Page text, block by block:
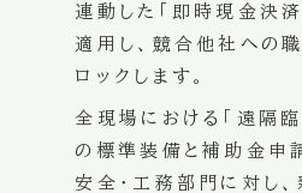
連動した「即時現金決
適用し、競合他社への
ロックします。
全現場における「遠隔臨
の標準装備と補助金申請
安全・工務部門に対し